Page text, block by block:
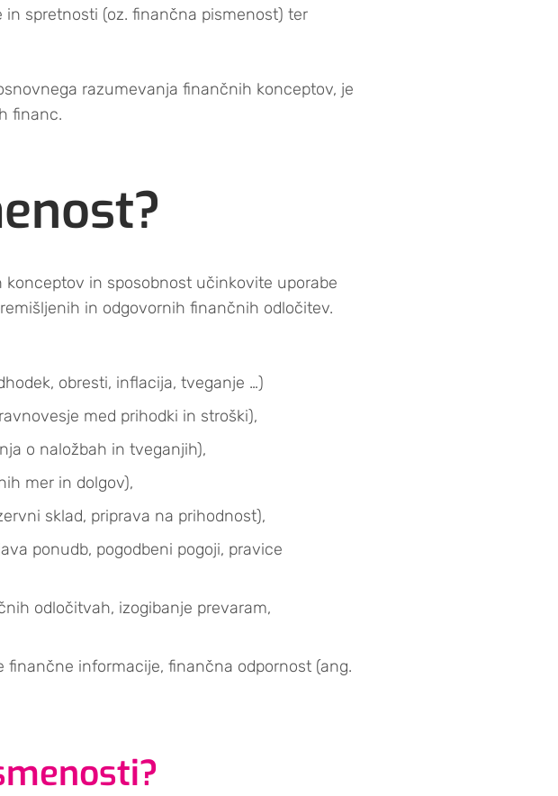
spretnosti (oz. finančna pismenost) ter
razumevanja finančnih konceptov, je
financ.
in sposobnost učinkovite uporabe
in odgovornih finančnih odločitev.
obresti, inflacija, tveganje …)
med prihodki in stroški),
o naložbah in tveganjih),
mer in dolgov),
sklad, priprava na prihodnost),
ponudb, pogodbeni pogoji, pravice
odločitvah, izogibanje prevaram,
informacije, finančna odpornost (ang.